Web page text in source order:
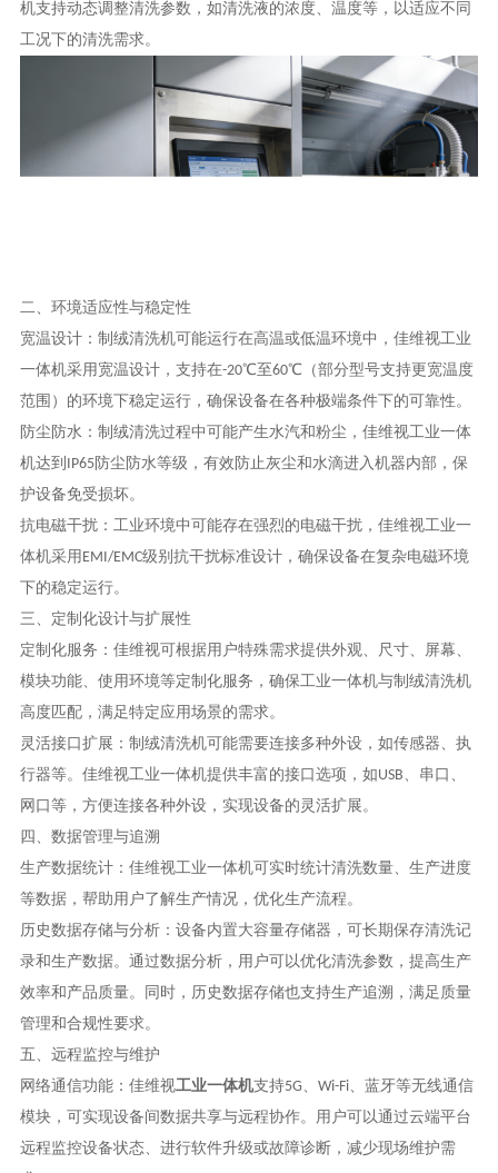
机支持动态调整清洗参数，如清洗液的浓度、温度等，以适应不同
工况下的清洗需求。
二、环境适应性与稳定性
宽温设计：制绒清洗机可能运行在高温或低温环境中，佳维视工业
一体机采用宽温设计，支持在-20℃至60℃ （部分型号支持更宽温度
范围）的环境下稳定运行，确保设备在各种极端条件下的可靠性。
防尘防水 ：制绒清洗过程中可能产生水汽和粉尘，佳维视工业一体
机达到 IP65防尘防水等级，有效防止灰尘和水滴进入机器内部，保
护设备免受损坏。
抗电磁干扰：工业环境中可能存在强烈的电磁干扰，佳维视工业一
体机采用EMI/EMC级别抗干扰标准设计，确保设备在复杂电磁环境
下的稳定运行。
三、定制化设计与扩展性
定制化服务 ：佳维视可根据用户特殊需求提供外观、尺寸、屏幕、
模块功能、使用环境等定制化服务，确保工业一体机与制绒清洗机
高度匹配，满足特定应用场景的需求。
灵活接口扩展 ：制绒清洗机可能需要连接多种外设，如传感器、执
行器等。佳维视工业一体机提供丰富的接口选项，如 USB、串口、
网口等，方便连接各种外设，实现设备的灵活扩展。
四、数据管理与追溯
生产数据统计：佳维视工业一体机可实时统计清洗数量、生产进度
等数据，帮助用户了解生产情况，优化生产流程。
历史数据存储与分析：设备内置大容量存储器，可长期保存清洗记
录和生产数据。通过数据分析，用户可以优化清洗参数，提高生产
效率和产品质量。同时，历史数据存储也支持生产追溯，满足质量
管理和合规性要求。
五、远程监控与维护
网络通信功能：佳维视工业一体机支持5G、 Wi-Fi、蓝牙等无线通信
模块，可实现设备间数据共享与远程协作。用户可以通过云端平台
远程监控设备状态、进行软件升级或故障诊断，减少现场维护需